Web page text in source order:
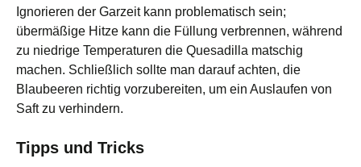
Ignorieren der Garzeit kann problematisch sein;
übermäßige Hitze kann die Füllung verbrennen, während
zu niedrige Temperaturen die Quesadilla matschig
machen. Schließlich sollte man darauf achten, die
Blaubeeren richtig vorzubereiten, um ein Auslaufen von
Saft zu verhindern.
Tipps und Tricks